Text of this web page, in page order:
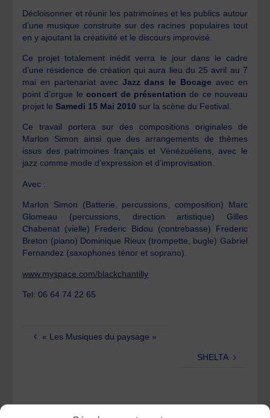
Décloisonner et réunir les patrimoines et les publics autour
d’une musique construite sur des racines populaires tout
en y ajoutant la créativité et le discours improvisé.
Ce projet totalement inédit verra le jour dans le cadre
d’une résidence de création qui aura lieu du 25 avril au 7
mai en partenariat avec Jazz dans le Bocage avec en
point d’orgue le concert de présentationde ce nouveau
projet leSamedi 15 Mai 2010 sur la scène du Festival.
Ce travail portera sur des compositions originales de
Marlon Simon ainsi que des arrangements de thèmes
issus des patrimoines français et Vénézuéliens, avec le
jazz comme mode d’expression et d’improvisation.
Avec :
Marlon Simon (Batterie, percussions, composition) Marc
Glomeau (percussions, direction artistique) Gilles
Chabenat (vielle) Frederic Bidou (contrebasse) Frederic
Breton (piano) Dominique Rieux (trompette, bugle) Gabriel
Fernandez (saxophones ténor et soprano).
www.myspace.com/blackchantilly
Tel: 06 64 74 22 65
« Les Musiques du paysage »
SHELTA
One comment